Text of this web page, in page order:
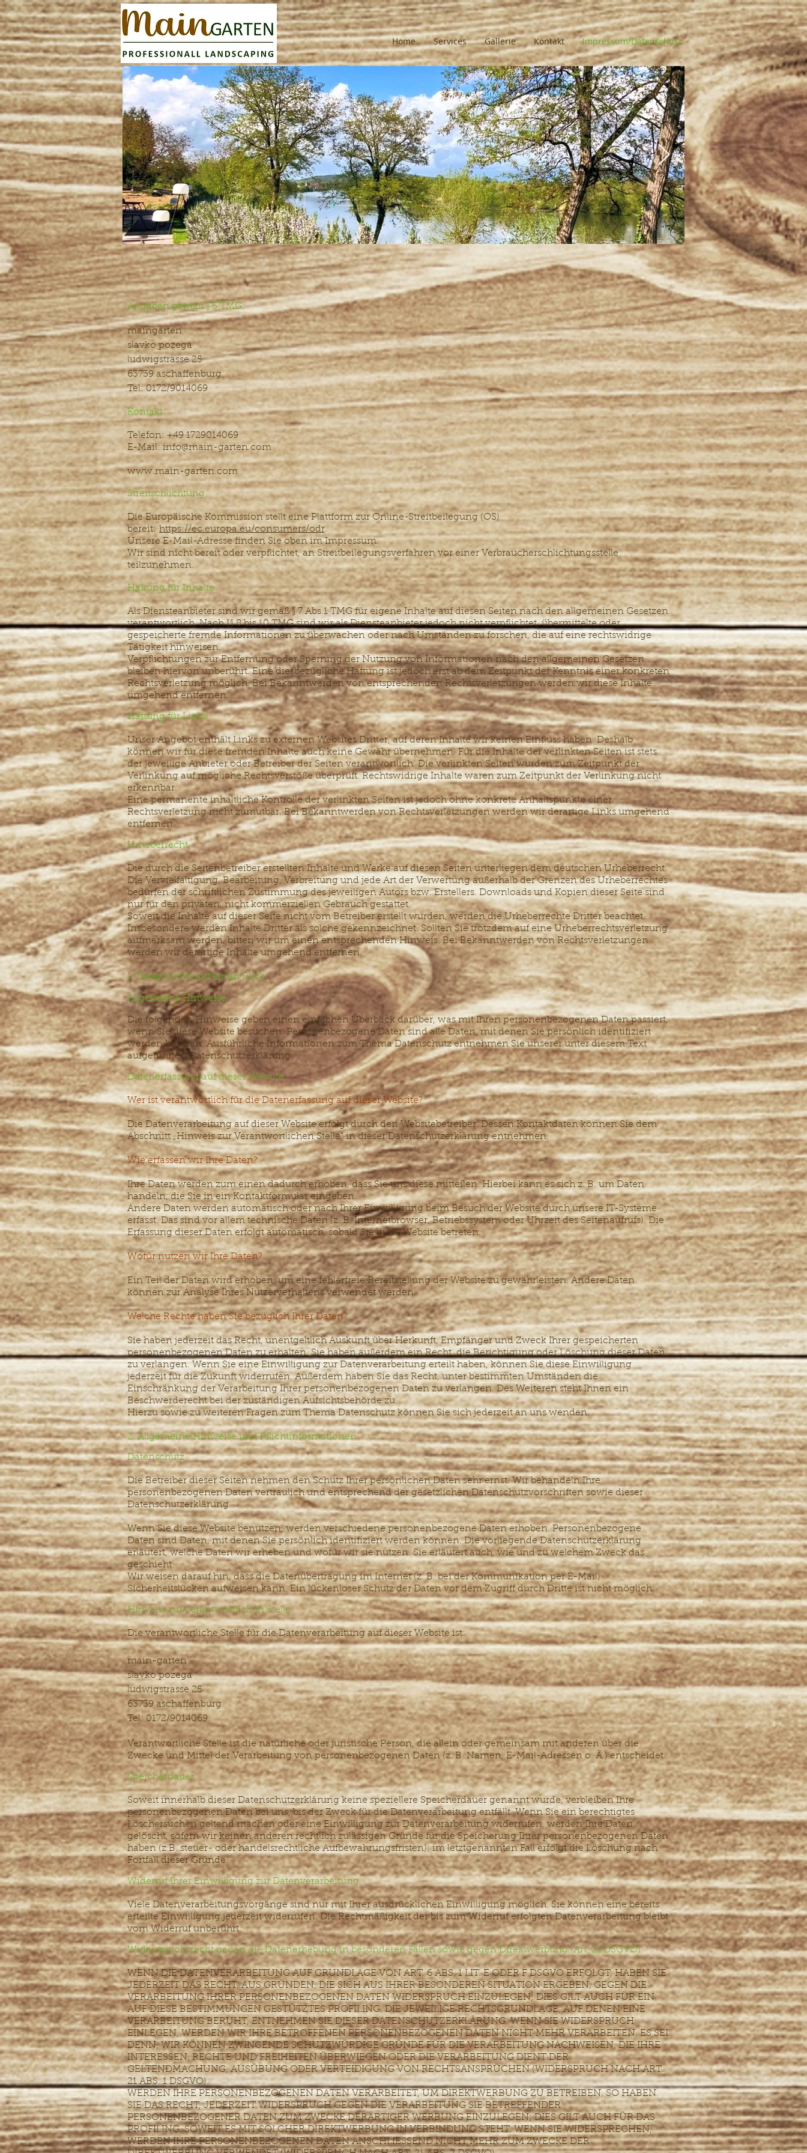
Home Services Gallerie Kontakt Impressum/Datenschutz
Angaben gemäß § 5 TMG:
maingarten
slavko pozega
ludwigstrasse 25
63739 aschaffenburg
Tel: 0172/9014069
Kontakt:
Telefon: +49 1729014069
E-Mail: info@main-garten.com
www.main-garten.com
Streitschlichtung
Die Europäische Kommission stellt eine Plattform zur Online-Streitbeilegung (OS)
bereit: https://ec.europa.eu/consumers/odr.
Unsere E-Mail-Adresse finden Sie oben im Impressum.
Wir sind nicht bereit oder verpflichtet, an Streitbeilegungsverfahren vor einer Verbraucherschlichtungsstelle
teilzunehmen.
Haftung für Inhalte
Als Diensteanbieter sind wir gemäß § 7 Abs.1 TMG für eigene Inhalte auf diesen Seiten nach den allgemeinen Gesetzen
verantwortlich. Nach §§ 8 bis 10 TMG sind wir als Diensteanbieter jedoch nicht verpflichtet, übermittelte oder
gespeicherte fremde Informationen zu überwachen oder nach Umständen zu forschen, die auf eine rechtswidrige
Tätigkeit hinweisen.
Verpflichtungen zur Entfernung oder Sperrung der Nutzung von Informationen nach den allgemeinen Gesetzen
bleiben hiervon unberührt. Eine diesbezügliche Haftung ist jedoch erst ab dem Zeitpunkt der Kenntnis einer konkreten
Rechtsverletzung möglich. Bei Bekanntwerden von entsprechenden Rechtsverletzungen werden wir diese Inhalte
umgehend entfernen.
Haftung für Links
Unser Angebot enthält Links zu externen Websites Dritter, auf deren Inhalte wir keinen Einfluss haben. Deshalb
können wir für diese fremden Inhalte auch keine Gewähr übernehmen. Für die Inhalte der verlinkten Seiten ist stets
der jeweilige Anbieter oder Betreiber der Seiten verantwortlich. Die verlinkten Seiten wurden zum Zeitpunkt der
Verlinkung auf mögliche Rechtsverstöße überprüft. Rechtswidrige Inhalte waren zum Zeitpunkt der Verlinkung nicht
erkennbar.
Eine permanente inhaltliche Kontrolle der verlinkten Seiten ist jedoch ohne konkrete Anhaltspunkte einer
Rechtsverletzung nicht zumutbar. Bei Bekanntwerden von Rechtsverletzungen werden wir derartige Links umgehend
entfernen.
Urheberrecht
Die durch die Seitenbetreiber erstellten Inhalte und Werke auf diesen Seiten unterliegen dem deutschen Urheberrecht.
Die Vervielfältigung, Bearbeitung, Verbreitung und jede Art der Verwertung außerhalb der Grenzen des Urheberrechtes
bedürfen der schriftlichen Zustimmung des jeweiligen Autors bzw. Erstellers. Downloads und Kopien dieser Seite sind
nur für den privaten, nicht kommerziellen Gebrauch gestattet.
Soweit die Inhalte auf dieser Seite nicht vom Betreiber erstellt wurden, werden die Urheberrechte Dritter beachtet.
Insbesondere werden Inhalte Dritter als solche gekennzeichnet. Sollten Sie trotzdem auf eine Urheberrechtsverletzung
aufmerksam werden, bitten wir um einen entsprechenden Hinweis. Bei Bekanntwerden von Rechtsverletzungen
werden wir derartige Inhalte umgehend entfernen.
1. Datenschutz auf einen Blick
Allgemeine Hinweise
Die folgenden Hinweise geben einen einfachen Überblick darüber, was mit Ihren personenbezogenen Daten passiert,
wenn Sie diese Website besuchen. Personenbezogene Daten sind alle Daten, mit denen Sie persönlich identifiziert
werden können. Ausführliche Informationen zum Thema Datenschutz entnehmen Sie unserer unter diesem Text
aufgeführten Datenschutzerklärung.
Datenerfassung auf dieser Website
Wer ist verantwortlich für die Datenerfassung auf dieser Website?
Die Datenverarbeitung auf dieser Website erfolgt durch den Websitebetreiber. Dessen Kontaktdaten können Sie dem
Abschnitt „Hinweis zur Verantwortlichen Stelle“ in dieser Datenschutzerklärung entnehmen.
Wie erfassen wir Ihre Daten?
Ihre Daten werden zum einen dadurch erhoben, dass Sie uns diese mitteilen. Hierbei kann es sich z. B. um Daten
handeln, die Sie in ein Kontaktformular eingeben.
Andere Daten werden automatisch oder nach Ihrer Einwilligung beim Besuch der Website durch unsere IT-Systeme
erfasst. Das sind vor allem technische Daten (z. B. Internetbrowser, Betriebssystem oder Uhrzeit des Seitenaufrufs). Die
Erfassung dieser Daten erfolgt automatisch, sobald Sie diese Website betreten.
Wofür nutzen wir Ihre Daten?
Ein Teil der Daten wird erhoben, um eine fehlerfreie Bereitstellung der Website zu gewährleisten. Andere Daten
können zur Analyse Ihres Nutzerverhaltens verwendet werden.
Welche Rechte haben Sie bezüglich Ihrer Daten?
Sie haben jederzeit das Recht, unentgeltlich Auskunft über Herkunft, Empfänger und Zweck Ihrer gespeicherten
personenbezogenen Daten zu erhalten. Sie haben außerdem ein Recht, die Berichtigung oder Löschung dieser Daten
zu verlangen. Wenn Sie eine Einwilligung zur Datenverarbeitung erteilt haben, können Sie diese Einwilligung
jederzeit für die Zukunft widerrufen. Außerdem haben Sie das Recht, unter bestimmten Umständen die
Einschränkung der Verarbeitung Ihrer personenbezogenen Daten zu verlangen. Des Weiteren steht Ihnen ein
Beschwerderecht bei der zuständigen Aufsichtsbehörde zu.
Hierzu sowie zu weiteren Fragen zum Thema Datenschutz können Sie sich jederzeit an uns wenden.
2. Allgemeine Hinweise und Pflicht­informationen
Datenschutz
Die Betreiber dieser Seiten nehmen den Schutz Ihrer persönlichen Daten sehr ernst. Wir behandeln Ihre
personenbezogenen Daten vertraulich und entsprechend der gesetzlichen Datenschutzvorschriften sowie dieser
Datenschutzerklärung.
Wenn Sie diese Website benutzen, werden verschiedene personenbezogene Daten erhoben. Personenbezogene
Daten sind Daten, mit denen Sie persönlich identifiziert werden können. Die vorliegende Datenschutzerklärung
erläutert, welche Daten wir erheben und wofür wir sie nutzen. Sie erläutert auch, wie und zu welchem Zweck das
geschieht.
Wir weisen darauf hin, dass die Datenübertragung im Internet (z. B. bei der Kommunikation per E-Mail)
Sicherheitslücken aufweisen kann. Ein lückenloser Schutz der Daten vor dem Zugriff durch Dritte ist nicht möglich.
Hinweis zur verantwortlichen Stelle
Die verantwortliche Stelle für die Datenverarbeitung auf dieser Website ist:
main-garten
slavko pozega
ludwigstrasse 25
63739 aschaffenburg
Tel: 0172/9014069
Verantwortliche Stelle ist die natürliche oder juristische Person, die allein oder gemeinsam mit anderen über die
Zwecke und Mittel der Verarbeitung von personenbezogenen Daten (z. B. Namen, E-Mail-Adressen o. Ä.) entscheidet.
Speicherdauer
Soweit innerhalb dieser Datenschutzerklärung keine speziellere Speicherdauer genannt wurde, verbleiben Ihre
personenbezogenen Daten bei uns, bis der Zweck für die Datenverarbeitung entfällt. Wenn Sie ein berechtigtes
Löschersuchen geltend machen oder eine Einwilligung zur Datenverarbeitung widerrufen, werden Ihre Daten
gelöscht, sofern wir keinen anderen rechtlich zulässigen Gründe für die Speicherung Ihrer personenbezogenen Daten
haben (z.B. steuer- oder handelsrechtliche Aufbewahrungsfristen); im letztgenannten Fall erfolgt die Löschung nach
Fortfall dieser Gründe.
Widerruf Ihrer Einwilligung zur Datenverarbeitung
Viele Datenverarbeitungsvorgänge sind nur mit Ihrer ausdrücklichen Einwilligung möglich. Sie können eine bereits
erteilte Einwilligung jederzeit widerrufen. Die Rechtmäßigkeit der bis zum Widerruf erfolgten Datenverarbeitung bleibt
vom Widerruf unberührt.
Widerspruchsrecht gegen die Datenerhebung in besonderen Fällen sowie gegen Direktwerbung (Art. 21 DSGVO)
WENN DIE DATENVERARBEITUNG AUF GRUNDLAGE VON ART. 6 ABS. 1 LIT. E ODER F DSGVO ERFOLGT, HABEN SIE
JEDERZEIT DAS RECHT, AUS GRÜNDEN, DIE SICH AUS IHRER BESONDEREN SITUATION ERGEBEN, GEGEN DIE
VERARBEITUNG IHRER PERSONENBEZOGENEN DATEN WIDERSPRUCH EINZULEGEN; DIES GILT AUCH FÜR EIN
AUF DIESE BESTIMMUNGEN GESTÜTZTES PROFILING. DIE JEWEILIGE RECHTSGRUNDLAGE, AUF DENEN EINE
VERARBEITUNG BERUHT, ENTNEHMEN SIE DIESER DATENSCHUTZERKLÄRUNG. WENN SIE WIDERSPRUCH
EINLEGEN, WERDEN WIR IHRE BETROFFENEN PERSONENBEZOGENEN DATEN NICHT MEHR VERARBEITEN, ES SEI
DENN, WIR KÖNNEN ZWINGENDE SCHUTZWÜRDIGE GRÜNDE FÜR DIE VERARBEITUNG NACHWEISEN, DIE IHRE
INTERESSEN, RECHTE UND FREIHEITEN ÜBERWIEGEN ODER DIE VERARBEITUNG DIENT DER
GELTENDMACHUNG, AUSÜBUNG ODER VERTEIDIGUNG VON RECHTSANSPRÜCHEN (WIDERSPRUCH NACH ART.
21 ABS. 1 DSGVO).
WERDEN IHRE PERSONENBEZOGENEN DATEN VERARBEITET, UM DIREKTWERBUNG ZU BETREIBEN, SO HABEN
SIE DAS RECHT, JEDERZEIT WIDERSPRUCH GEGEN DIE VERARBEITUNG SIE BETREFFENDER
PERSONENBEZOGENER DATEN ZUM ZWECKE DERARTIGER WERBUNG EINZULEGEN; DIES GILT AUCH FÜR DAS
PROFILING, SOWEIT ES MIT SOLCHER DIREKTWERBUNG IN VERBINDUNG STEHT. WENN SIE WIDERSPRECHEN,
WERDEN IHRE PERSONENBEZOGENEN DATEN ANSCHLIESSEND NICHT MEHR ZUM ZWECKE DER